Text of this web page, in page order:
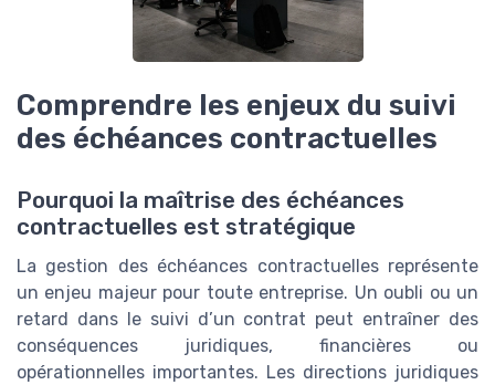
Comprendre les enjeux du suivi
des échéances contractuelles
Pourquoi la maîtrise des échéances
contractuelles est stratégique
La gestion des échéances contractuelles représente
un enjeu majeur pour toute entreprise. Un oubli ou un
retard dans le suivi d’un contrat peut entraîner des
conséquences juridiques, financières ou
opérationnelles importantes. Les directions juridiques